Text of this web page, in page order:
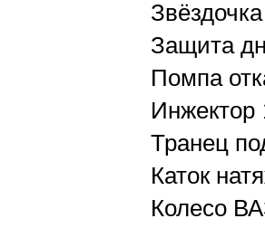
Защита
Помпа
Инжектор
Транец
Каток
Колесо